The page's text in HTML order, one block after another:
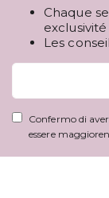
Chaque
exclusivité
Les
Confermo di
essere